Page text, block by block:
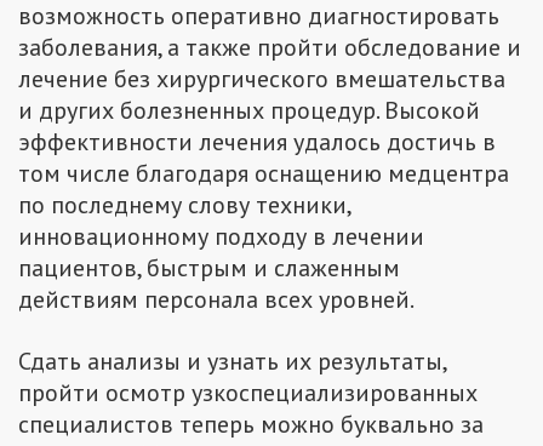
возможность оперативно диагностировать
заболевания, а также пройти обследование и
лечение без хирургического вмешательства
и других болезненных процедур. Высокой
эффективности лечения удалось достичь в
том числе благодаря оснащению медцентра
по последнему слову техники,
инновационному подходу в лечении
пациентов, быстрым и слаженным
действиям персонала всех уровней.
Сдать анализы и узнать их результаты,
пройти осмотр узкоспециализированных
специалистов теперь можно буквально за